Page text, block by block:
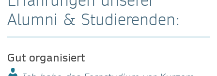
Alumni & Studierenden:
Gut organisiert